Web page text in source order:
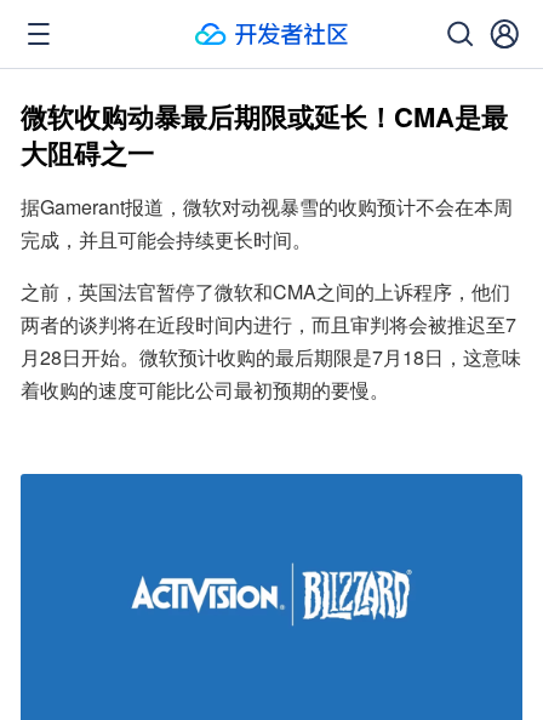
微软收购动暴最后期限或延长！CMA是最
大阻碍之一
据Gamerant报道，微软对动视暴雪的收购预计不会在本周
完成，并且可能会持续更长时间。
之前，英国法官暂停了微软和CMA之间的上诉程序，他们
两者的谈判将在近段时间内进行，而且审判将会被推迟至7
月28日开始。微软预计收购的最后期限是7月18日，这意味
着收购的速度可能比公司最初预期的要慢。